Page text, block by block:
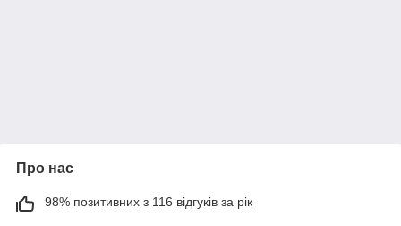
Про нас
98% позитивних з 116 відгуків за рік